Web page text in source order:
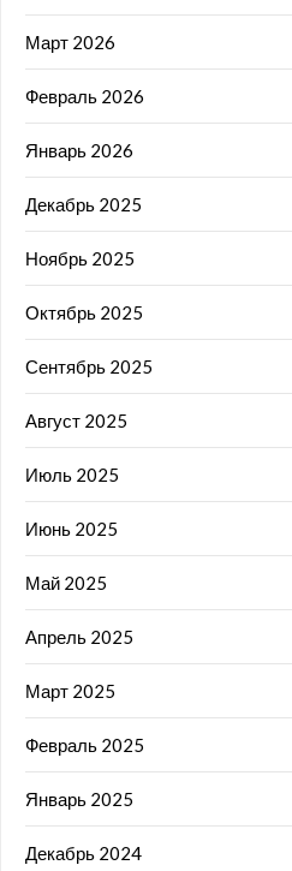
Март 2026
Февраль 2026
Январь 2026
Декабрь 2025
Ноябрь 2025
Октябрь 2025
Сентябрь 2025
Август 2025
Июль 2025
Июнь 2025
Май 2025
Апрель 2025
Март 2025
Февраль 2025
Январь 2025
Декабрь 2024